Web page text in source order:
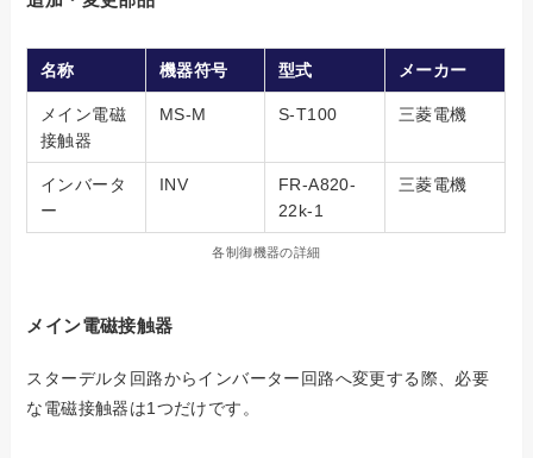
名称 機器符号 型式 メーカー
メイン電磁
接触器
MS-M S-T100 三菱電機
インバータ
ー
INV
FR-A820-
22k-1
三菱電機
各制御機器の詳細
メイン電磁接触器
スターデルタ回路からインバーター回路へ変更する際、必要
な電磁接触器は1つだけです。